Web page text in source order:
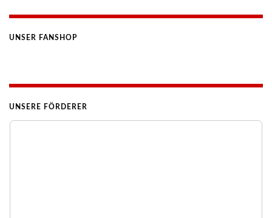
UNSER FANSHOP
UNSERE FÖRDERER